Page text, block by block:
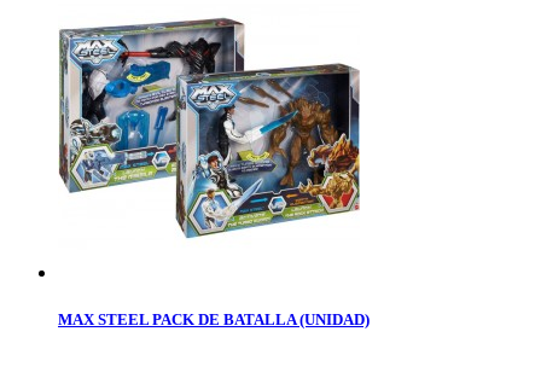
MAX STEEL PACK DE BATALLA (UNIDAD)